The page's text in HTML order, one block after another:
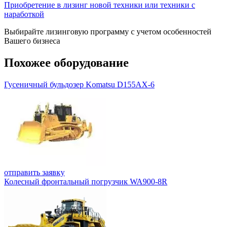
Приобретение в лизинг новой техники или техники с
наработкой
Выбирайте лизинговую программу с учетом особенностей
Вашего бизнеса
Похожее оборудование
Гусеничный бульдозер Komatsu D155AX-6
отправить заявку
Колесный фронтальный погрузчик WA900-8R